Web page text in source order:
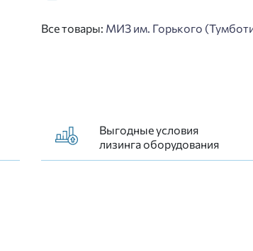
Все товары: МИЗ им. Горького
Выгодные условия
лизинга оборудования